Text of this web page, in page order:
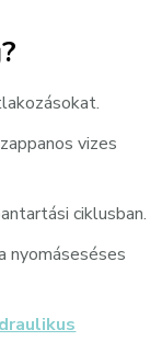
vizes
ciklusban.
nyomáseséses